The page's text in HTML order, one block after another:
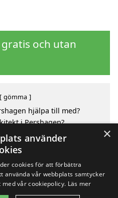
och utan
gömma
hjälpa till med?
i Pershagen?
i Pershagen
i de omgivande städerna
×
använder
cookies för att förbättra
använda vår webbplats samtycker
vår cookiepolicy. Läs mer